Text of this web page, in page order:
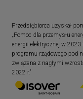
Przedsiębiorca uzyskał
„Pomoc dla przemysłu
energii elektrycznej w 2023
programu rządowego pod
związana z nagłymi
2022 r.”